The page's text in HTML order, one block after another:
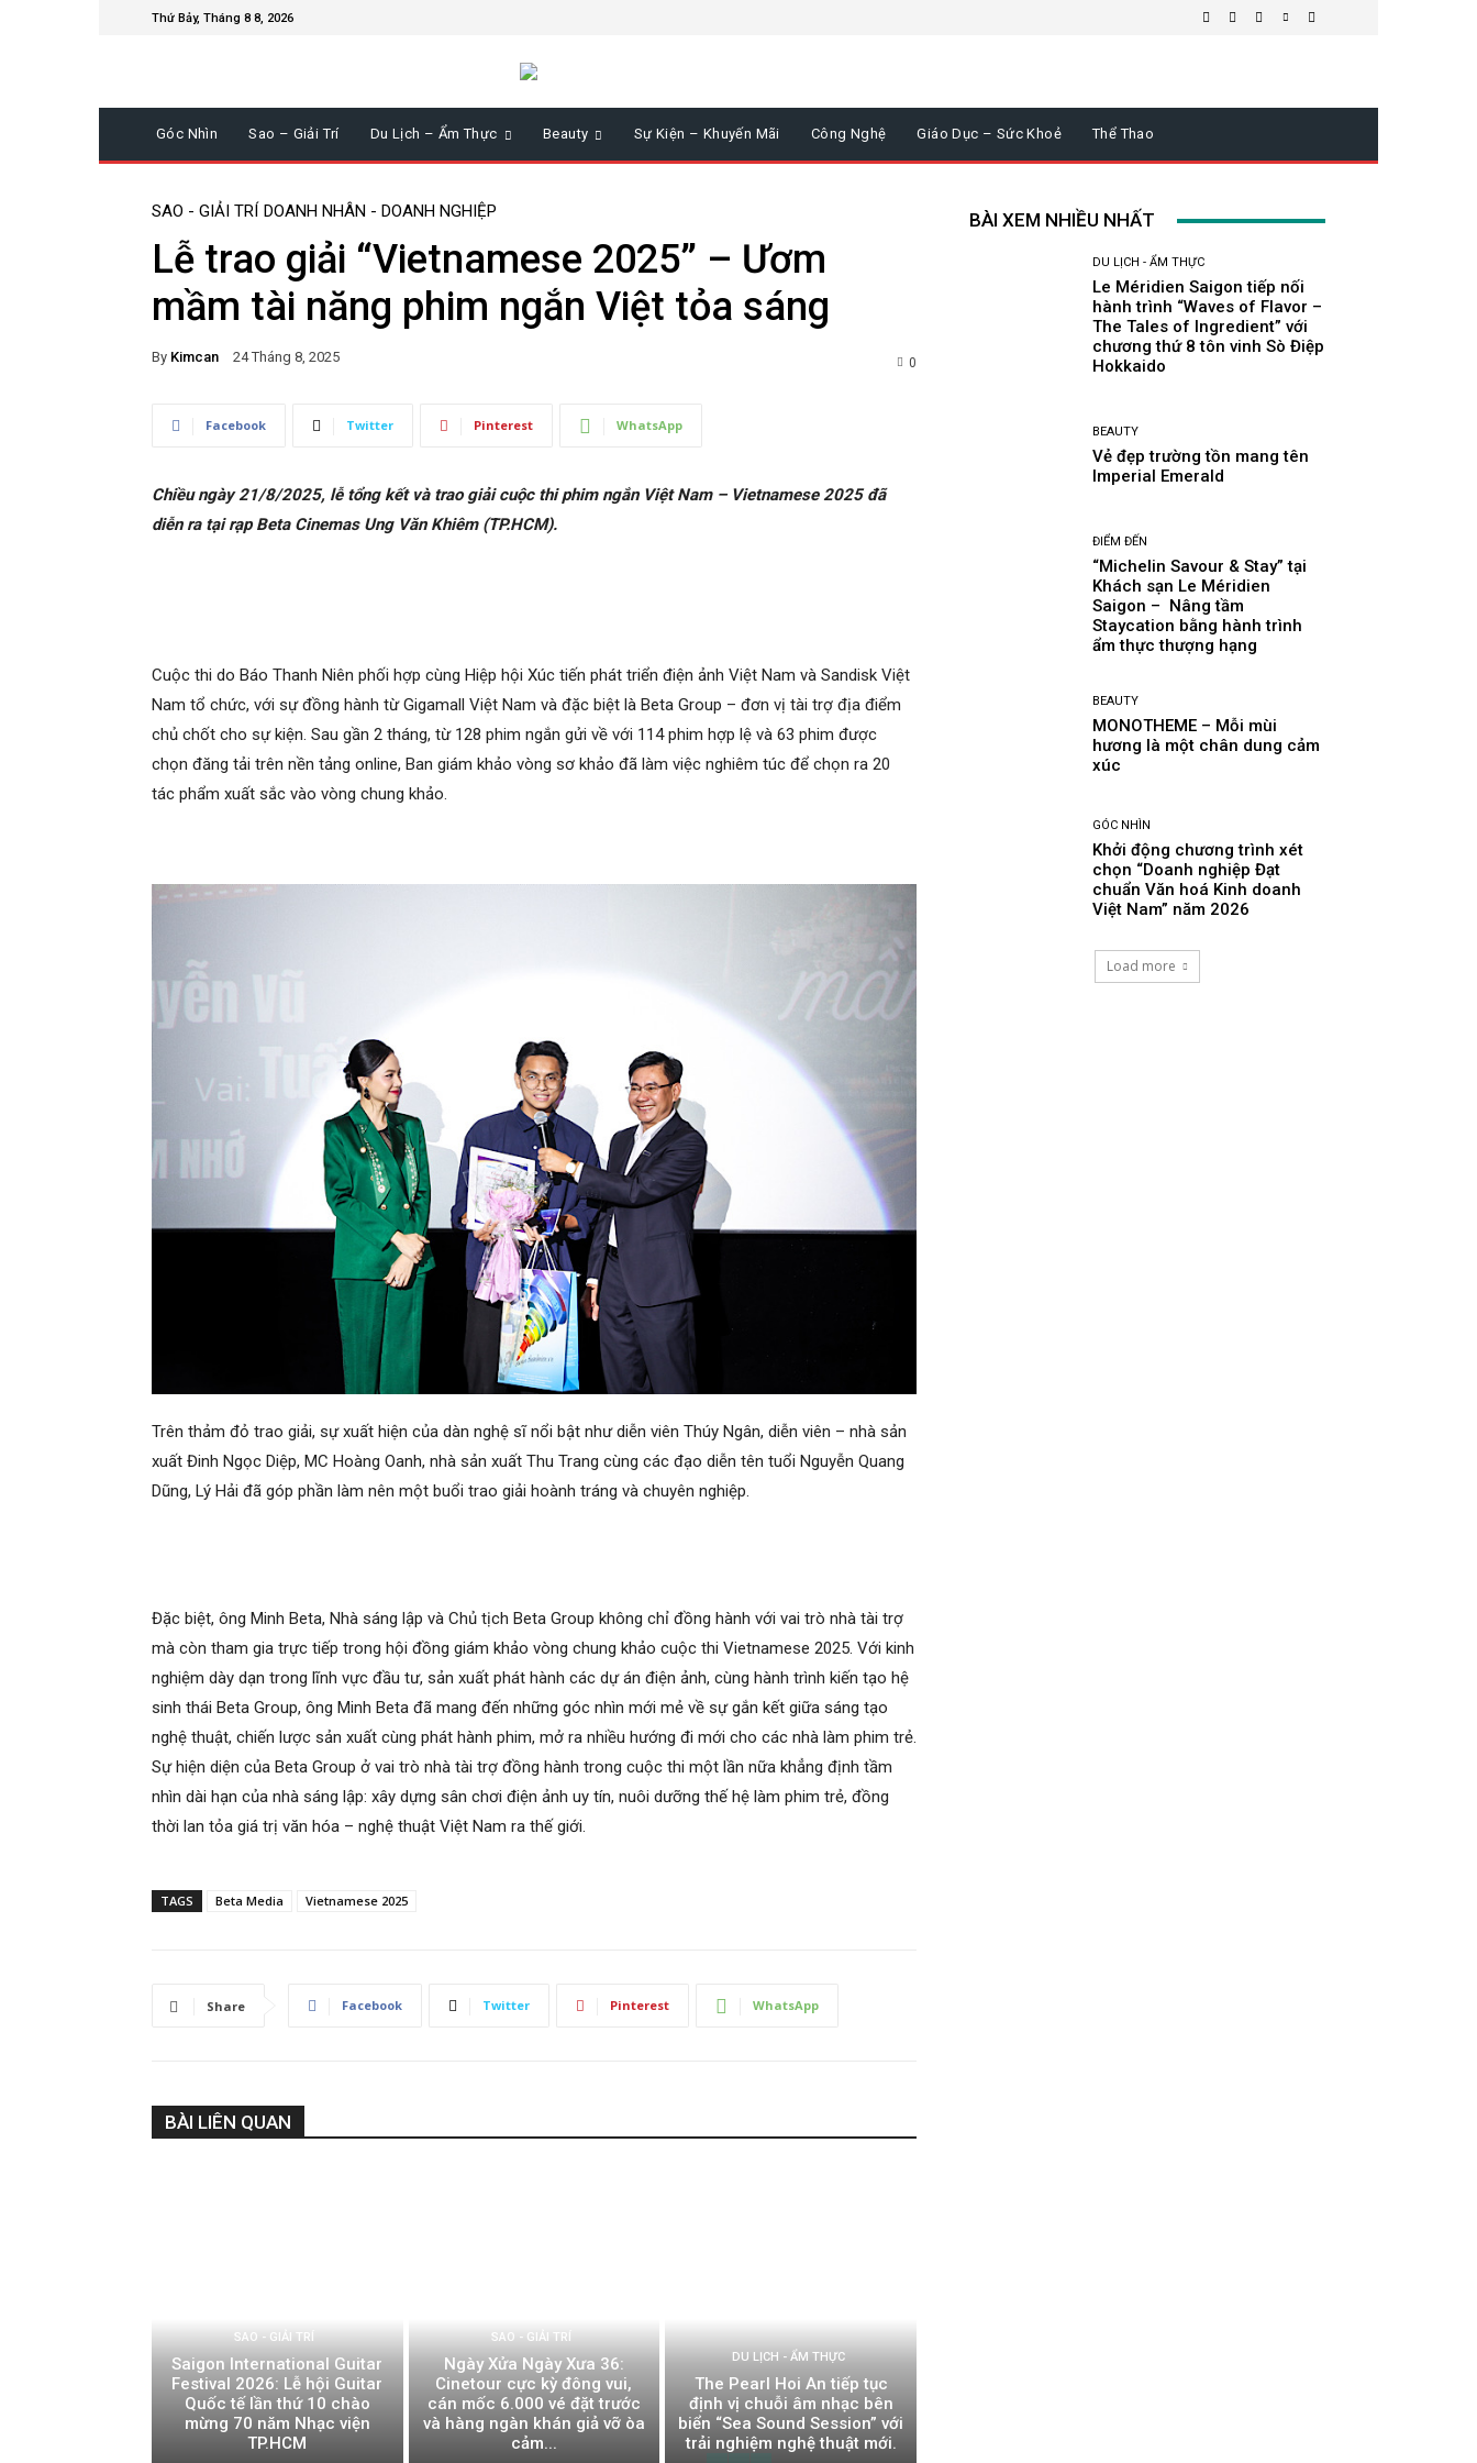
Thứ Bảy, Tháng 8 8, 2026
Góc Nhìn Sao – Giải Trí Du Lịch – Ẩm Thực Beauty Sự Kiện – Khuyến Mãi Công Nghệ Giáo Dục – Sức Khoẻ Thể Thao
SAO - GIẢI TRÍ DOANH NHÂN - DOANH NGHIỆP
Lễ trao giải “Vietnamese 2025” – Ươm
mầm tài năng phim ngắn Việt tỏa sáng
By Kimcan 24 Tháng 8, 2025 0
Facebook Twitter Pinterest WhatsApp
Chiều ngày 21/8/2025, lễ tổng kết và trao giải cuộc thi phim ngắn Việt Nam – Vietnamese 2025 đã
diễn ra tại rạp Beta Cinemas Ung Văn Khiêm (TP.HCM).
Cuộc thi do Báo Thanh Niên phối hợp cùng Hiệp hội Xúc tiến phát triển điện ảnh Việt Nam và Sandisk Việt
Nam tổ chức, với sự đồng hành từ Gigamall Việt Nam và đặc biệt là Beta Group – đơn vị tài trợ địa điểm
chủ chốt cho sự kiện. Sau gần 2 tháng, từ 128 phim ngắn gửi về với 114 phim hợp lệ và 63 phim được
chọn đăng tải trên nền tảng online, Ban giám khảo vòng sơ khảo đã làm việc nghiêm túc để chọn ra 20
tác phẩm xuất sắc vào vòng chung khảo.
Trên thảm đỏ trao giải, sự xuất hiện của dàn nghệ sĩ nổi bật như diễn viên Thúy Ngân, diễn viên – nhà sản
xuất Đinh Ngọc Diệp, MC Hoàng Oanh, nhà sản xuất Thu Trang cùng các đạo diễn tên tuổi Nguyễn Quang
Dũng, Lý Hải đã góp phần làm nên một buổi trao giải hoành tráng và chuyên nghiệp.
Đặc biệt, ông Minh Beta, Nhà sáng lập và Chủ tịch Beta Group không chỉ đồng hành với vai trò nhà tài trợ
mà còn tham gia trực tiếp trong hội đồng giám khảo vòng chung khảo cuộc thi Vietnamese 2025. Với kinh
nghiệm dày dạn trong lĩnh vực đầu tư, sản xuất phát hành các dự án điện ảnh, cùng hành trình kiến tạo hệ
sinh thái Beta Group, ông Minh Beta đã mang đến những góc nhìn mới mẻ về sự gắn kết giữa sáng tạo
nghệ thuật, chiến lược sản xuất cùng phát hành phim, mở ra nhiều hướng đi mới cho các nhà làm phim trẻ.
Sự hiện diện của Beta Group ở vai trò nhà tài trợ đồng hành trong cuộc thi một lần nữa khẳng định tầm
nhìn dài hạn của nhà sáng lập: xây dựng sân chơi điện ảnh uy tín, nuôi dưỡng thế hệ làm phim trẻ, đồng
thời lan tỏa giá trị văn hóa – nghệ thuật Việt Nam ra thế giới.
TAGS Beta Media Vietnamese 2025
Share Facebook Twitter Pinterest WhatsApp
BÀI LIÊN QUAN
SAO - GIẢI TRÍ
Saigon International Guitar
Festival 2026: Lễ hội Guitar
Quốc tế lần thứ 10 chào
mừng 70 năm Nhạc viện
TP.HCM
SAO - GIẢI TRÍ
Ngày Xửa Ngày Xưa 36:
Cinetour cực kỳ đông vui,
cán mốc 6.000 vé đặt trước
và hàng ngàn khán giả vỡ òa
cảm...
DU LỊCH - ẨM THỰC
The Pearl Hoi An tiếp tục
định vị chuỗi âm nhạc bên
biển “Sea Sound Session” với
trải nghiệm nghệ thuật mới.
BÀI XEM NHIỀU NHẤT
DU LỊCH - ẨM THỰC
Le Méridien Saigon tiếp nối
hành trình “Waves of Flavor –
The Tales of Ingredient” với
chương thứ 8 tôn vinh Sò Điệp
Hokkaido
BEAUTY
Vẻ đẹp trường tồn mang tên
Imperial Emerald
ĐIỂM ĐẾN
“Michelin Savour & Stay” tại
Khách sạn Le Méridien
Saigon – Nâng tầm
Staycation bằng hành trình
ẩm thực thượng hạng
BEAUTY
MONOTHEME – Mỗi mùi
hương là một chân dung cảm
xúc
GÓC NHÌN
Khởi động chương trình xét
chọn “Doanh nghiệp Đạt
chuẩn Văn hoá Kinh doanh
Việt Nam” năm 2026
Load more